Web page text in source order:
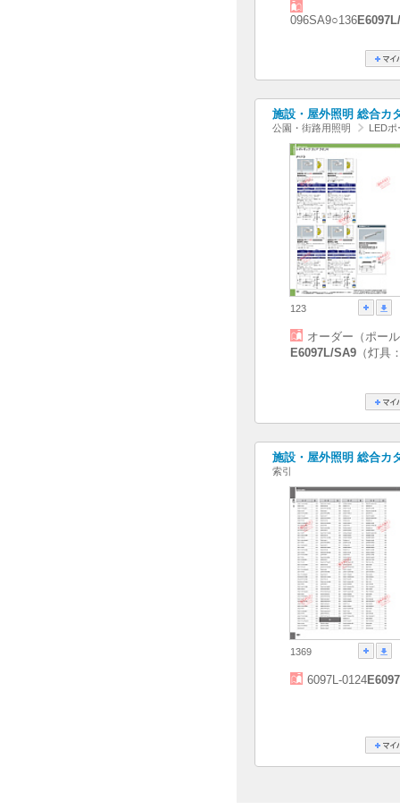
096SA9○136
施設・屋外照明 総合カ
公園・街路用照明 LED
123
オーダー（ポー
E6097L/SA9 （灯具
施設・屋外照明 総合カ
索引
1369
6097L-0124